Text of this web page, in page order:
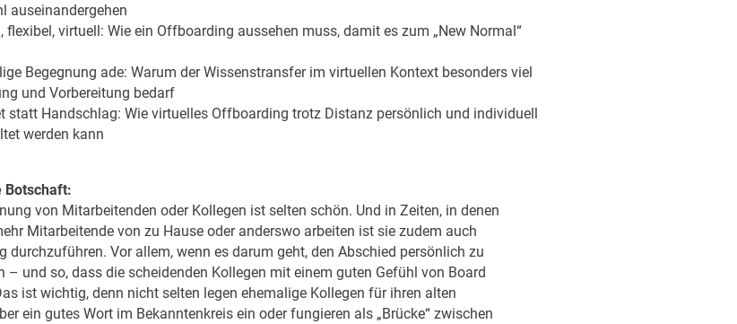
auseinandergehen
flexibel, virtuell: Wie ein Offboarding aussehen muss, damit es zum „New Normal“
Begegnung ade: Warum der Wissenstransfer im virtuellen Kontext besonders viel
und Vorbereitung bedarf
statt Handschlag: Wie virtuelles Offboarding trotz Distanz persönlich und individuell
werden kann
von Mitarbeitenden oder Kollegen ist selten schön. Und in Zeiten, in denen
Mitarbeitende von zu Hause oder anderswo arbeiten ist sie zudem auch
durchzuführen. Vor allem, wenn es darum geht, den Abschied persönlich zu
– und so, dass die scheidenden Kollegen mit einem guten Gefühl von Board
ist wichtig, denn nicht selten legen ehemalige Kollegen für ihren alten
ein gutes Wort im Bekanntenkreis ein oder fungieren als „Brücke“ zwischen